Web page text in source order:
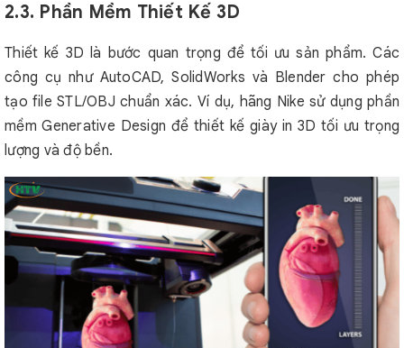
2.3. Phần Mềm Thiết Kế 3D
Thiết kế 3D là bước quan trọng để tối ưu sản phẩm. Các
công cụ như AutoCAD, SolidWorks và Blender cho phép
tạo file STL/OBJ chuẩn xác. Ví dụ, hãng Nike sử dụng phần
mềm Generative Design để thiết kế giày in 3D tối ưu trọng
lượng và độ bền.